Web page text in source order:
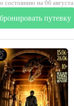
состоянию на 06 августа
путевку